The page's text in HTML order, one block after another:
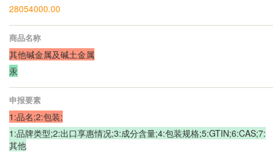
28054000.00
商品名称
其他碱金属及碱土金属
汞
申报要素
1:品名;2:包装;
1:品牌类型;2:出口享惠情况;3:成分含量;4:包装规格;5:GTIN;6:CAS;7:
其他